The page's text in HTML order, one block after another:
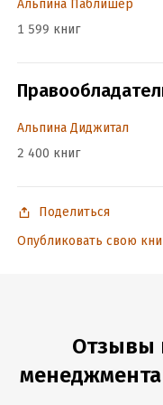
Подробная
Объем:398625
ISBN (EAN):
Переводчик:
Альпина Паблишер
1 599 книг
Альпина Диджитал
2 400 книг
Поделиться
Опубликовать свою
Отзывы